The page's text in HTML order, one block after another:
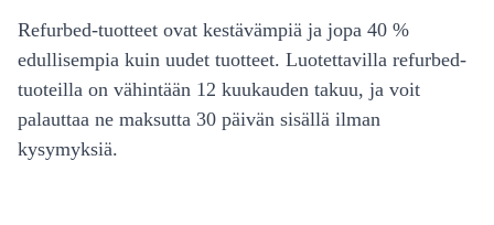
Refurbed-tuotteet ovat kestävämpiä ja jopa 40 %
edullisempia kuin uudet tuotteet. Luotettavilla refurbed-
tuoteilla on vähintään 12 kuukauden takuu, ja voit
palauttaa ne maksutta 30 päivän sisällä ilman
kysymyksiä.